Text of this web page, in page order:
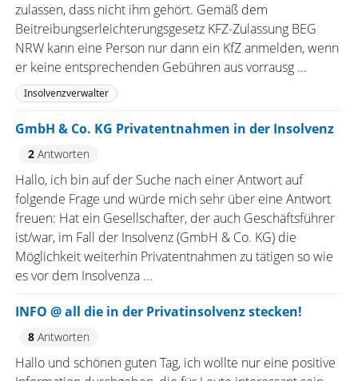
zulassen, dass nicht ihm gehört. Gemäß dem
Beitreibungserleichterungsgesetz KFZ-Zulassung BEG
NRW kann eine Person nur dann ein KfZ anmelden, wenn
er keine entsprechenden Gebühren aus vorrausg ...
Insolvenzverwalter
GmbH & Co. KG Privatentnahmen in der Insolvenz
2Antworten
Hallo, ich bin auf der Suche nach einer Antwort auf
folgende Frage und würde mich sehr über eine Antwort
freuen: Hat ein Gesellschafter, der auch Geschäftsführer
ist/war, im Fall der Insolvenz (GmbH & Co. KG) die
Möglichkeit weiterhin Privatentnahmen zu tätigen so wie
es vor dem Insolvenza ...
INFO @ all die in der Privatinsolvenz stecken!
8Antworten
Hallo und schönen guten Tag, ich wollte nur eine positive